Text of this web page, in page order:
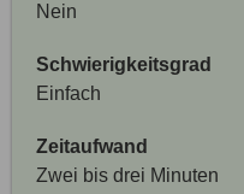
Nein
Schwierigkeitsgrad
Einfach
Zeitaufwand
Zwei bis drei Minuten